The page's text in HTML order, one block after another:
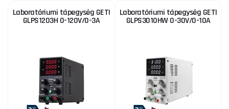
Laboratóriumi tápegység GETI
GLPS1203H 0-120V/0-3A
Laboratóriumi tápegység GETI
GLPS3010HW 0-30V/0-10A